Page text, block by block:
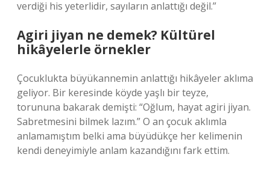
verdiği his yeterlidir, sayıların anlattığı değil.”
Agiri jiyan ne demek? Kültürel
hikâyelerle örnekler
Çocuklukta büyükannemin anlattığı hikâyeler aklıma
geliyor. Bir keresinde köyde yaşlı bir teyze,
torununa bakarak demişti: “Oğlum, hayat agiri jiyan.
Sabretmesini bilmek lazım.” O an çocuk aklımla
anlamamıştım belki ama büyüdükçe her kelimenin
kendi deneyimiyle anlam kazandığını fark ettim.